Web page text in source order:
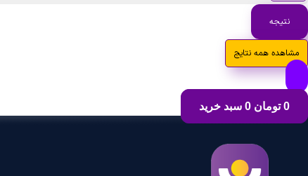
نتیجه
مشاهده همه نتایج
0 تومان 0 سبد خرید